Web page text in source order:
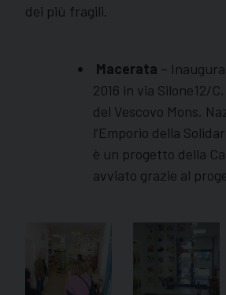
dei più fragili.
Macerata –
2016 in via Silone12/
del Vescovo Mons.
l’Emporio della
è un progetto della
avviato grazie al